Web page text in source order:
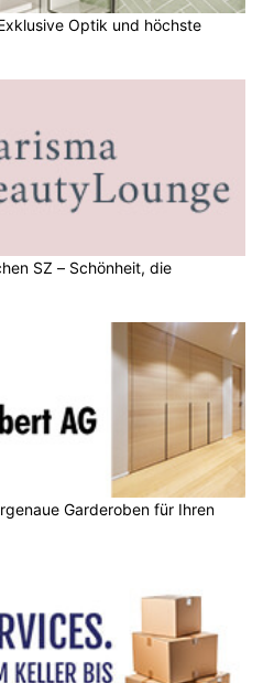
Optik und höchste
SZ – Schönheit, die
Garderoben für Ihren